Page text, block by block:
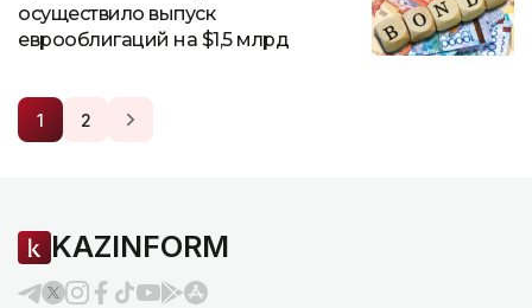
осуществило выпуск
еврооблигаций на $1,5 млрд
1 2
KAZINFORM